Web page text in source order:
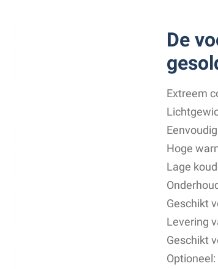
De
Extreem
Hoge
Lage
Geschikt
Levering
Geschikt